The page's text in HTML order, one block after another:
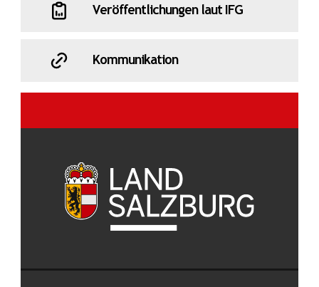
Veröffentlichungen laut IFG
Kommunikation